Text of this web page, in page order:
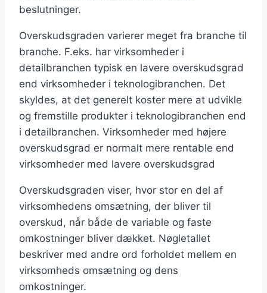
beslutninger.
Overskudsgraden varierer meget fra branche til
branche. F.eks. har virksomheder i
detailbranchen typisk en lavere overskudsgrad
end virksomheder i teknologibranchen. Det
skyldes, at det generelt koster mere at udvikle
og fremstille produkter i teknologibranchen end
i detailbranchen. Virksomheder med højere
overskudsgrad er normalt mere rentable end
virksomheder med lavere overskudsgrad
Overskudsgraden viser, hvor stor en del af
virksomhedens omsætning, der bliver til
overskud, når både de variable og faste
omkostninger bliver dækket. Nøgletallet
beskriver med andre ord forholdet mellem en
virksomheds omsætning og dens
omkostninger.